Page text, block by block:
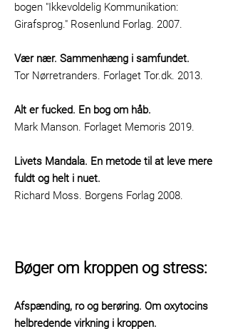
bogen "Ikkevoldelig Kommunikation:
Girafsprog." Rosenlund Forlag. 2007.
Vær nær. Sammenhæng i samfundet.
Tor Nørretranders. Forlaget Tor.dk. 2013.
Alt er fucked. En bog om håb.
Mark Manson. Forlaget Memoris 2019.
Livets Mandala. En metode til at leve mere
fuldt og helt i nuet.
Richard Moss. Borgens Forlag 2008.
Bøger om kroppen og stress:
Afspænding, ro og berøring. Om oxytocins
helbredende virkning i kroppen.